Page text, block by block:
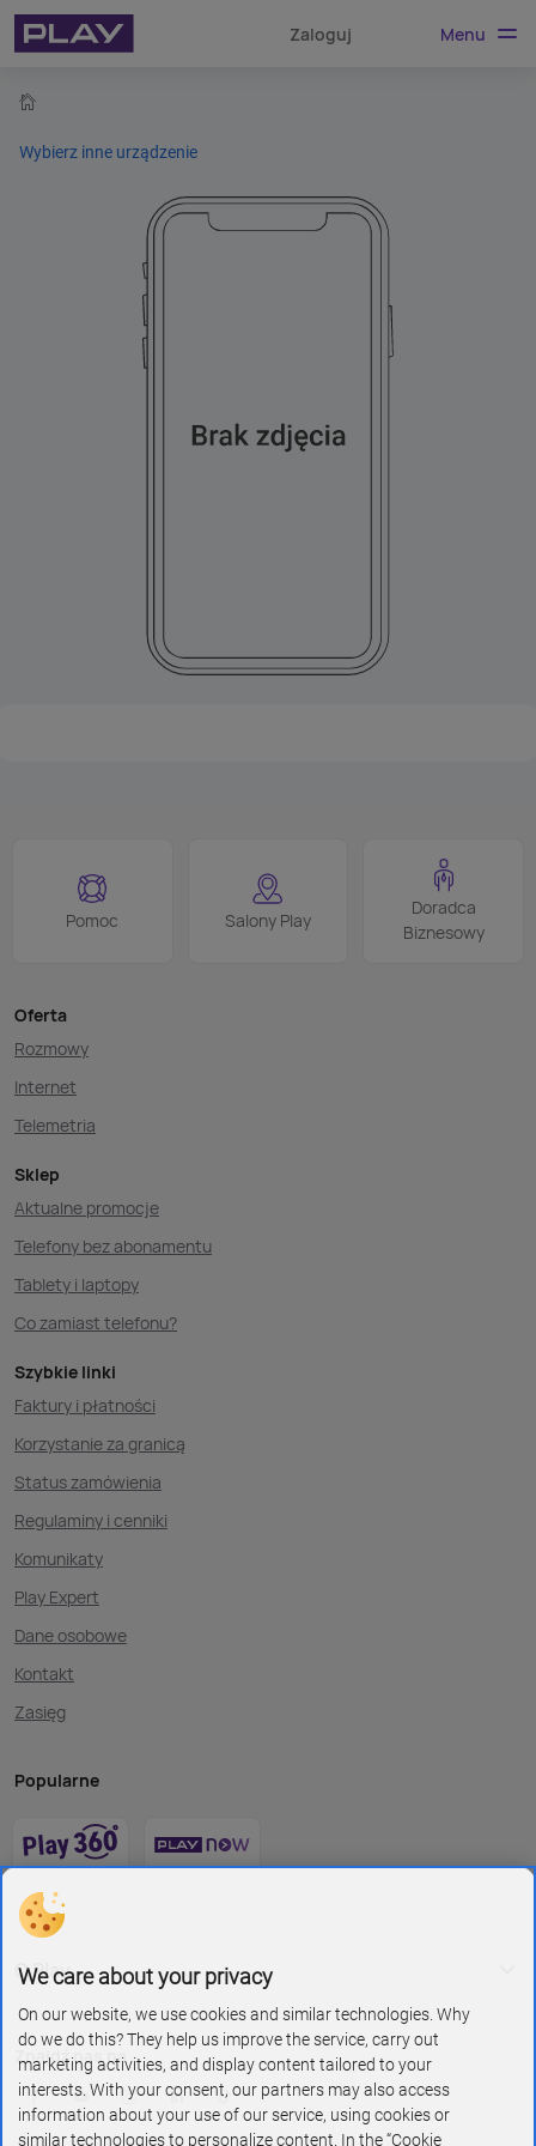
Zaloguj Menu
Wybierz inne urządzenie
Pomoc Salony Play
Doradca
Biznesowy
Oferta
Rozmowy
Internet
Telemetria
Sklep
Aktualne promocje
Telefony bez abonamentu
Tablety i laptopy
Co zamiast telefonu?
Szybkie linki
Faktury i płatności
Korzystanie za granicą
Status zamówienia
Regulaminy i cenniki
Komunikaty
Play Expert
Dane osobowe
Kontakt
Zasięg
Popularne
O Play
Znajdź nas na
We care about your privacy
On our website, we use cookies and similar technologies. Why
do we do this? They help us improve the service, carry out
marketing activities, and display content tailored to your
interests. With your consent, our partners may also access
information about your use of our service, using cookies or
similar technologies to personalize content. In the “Cookie